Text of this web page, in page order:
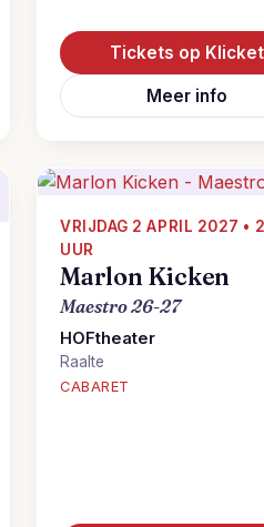
Tickets op Klicket
Meer info
VRIJDAG 2 APRIL 2027 •
UUR
Marlon Kicken
Maestro 26-27
HOFtheater
Raalte
CABARET